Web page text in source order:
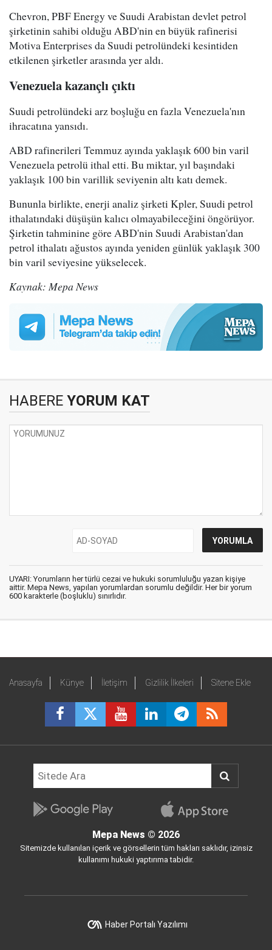
Chevron, PBF Energy ve Suudi Arabistan devlet petrol
şirketinin sahibi olduğu ABD'nin en büyük rafinerisi
Motiva Enterprises da Suudi petrolündeki kesintiden
etkilenen şirketler arasında yer aldı.
Venezuela kazançlı çıktı
Suudi petrolündeki arz boşluğu en fazla Venezuela'nın
ihracatına yansıdı.
ABD rafinerileri Temmuz ayında yaklaşık 600 bin varil
Venezuela petrolü ithal etti. Bu miktar, yıl başındaki
yaklaşık 100 bin varillik seviyenin altı katı demek.
Bununla birlikte, enerji analiz şirketi Kpler, Suudi petrol
ithalatındaki düşüşün kalıcı olmayabileceğini öngörüyor.
Şirketin tahminine göre ABD'nin Suudi Arabistan'dan
petrol ithalatı ağustos ayında yeniden günlük yaklaşık 300
bin varil seviyesine yükselecek.
Kaynak: Mepa News
HABERE YORUM KAT
UYARI: Yorumların her türlü cezai ve hukuki sorumluluğu yazan kişiye
aittir. Mepa News, yapılan yorumlardan sorumlu değildir. Her bir yorum
600 karakterle (boşluklu) sınırlıdır.
Anasayfa Künye İletişim Gizlilik İlkeleri Sitene Ekle
Mepa News © 2026
Sitemizde kullanılan içerik ve görsellerin tüm hakları saklıdır, izinsiz
kullanımı hukuki yaptırıma tabidir.
Haber Portalı Yazılımı